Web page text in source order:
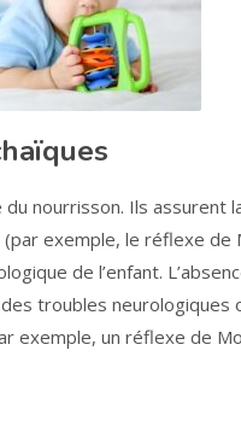
nourrisson. Ils assurent
exemple, le réflexe
de l’enfant.
troubles neurologiques
exemple, un réflexe de